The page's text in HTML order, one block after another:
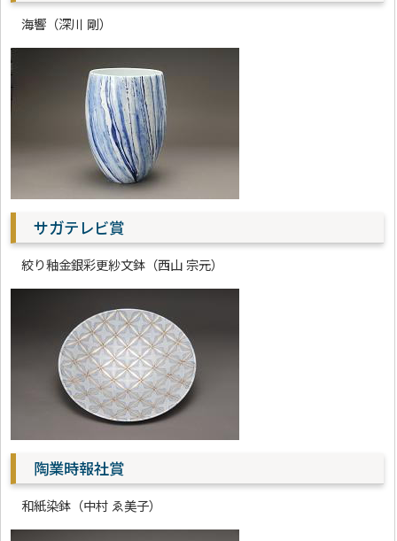
海響（深川 剛）
サガテレビ賞
絞り釉金銀彩更紗文鉢（西山 宗元）
陶業時報社賞
和紙染鉢（中村 ゑ美子）